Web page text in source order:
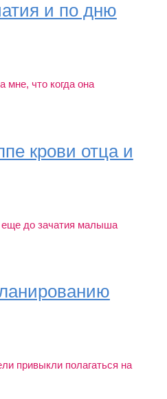
и по дню
мне, что когда она
крови отца и
еще до зачатия малыша
привыкли полагаться на